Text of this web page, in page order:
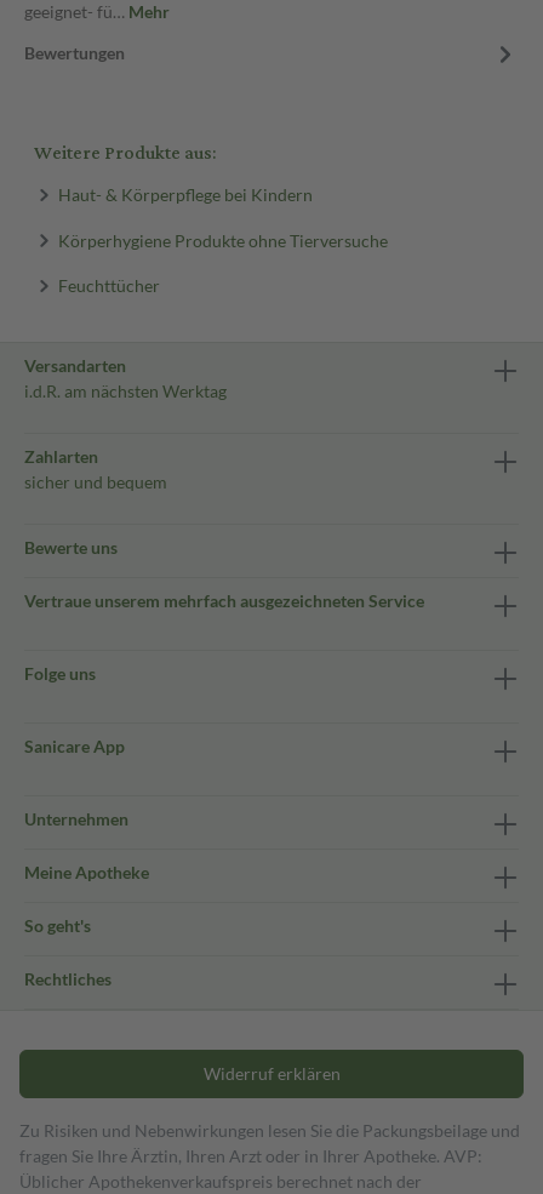
geeignet- fü… Mehr
Bewertungen
Weitere Produkte aus:
Haut- & Körperpflege bei Kindern
Körperhygiene Produkte ohne Tierversuche
Feuchttücher
Versandarten
i.d.R. am nächsten Werktag
Zahlarten
sicher und bequem
Bewerte uns
Vertraue unserem mehrfach ausgezeichneten Service
Folge uns
Sanicare App
Unternehmen
Meine Apotheke
So geht's
Rechtliches
Widerruf erklären
Zu Risiken und Nebenwirkungen lesen Sie die Packungsbeilage und
fragen Sie Ihre Ärztin, Ihren Arzt oder in Ihrer Apotheke. AVP:
Üblicher Apothekenverkaufspreis berechnet nach der